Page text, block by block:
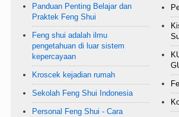
Panduan Penting Belajar dan
Praktek Feng Shui
Feng shui adalah ilmu
pengetahuan di luar sistem
kepercayaan
Kroscek kejadian rumah
Sekolah Feng Shui Indonesia
Personal Feng Shui - Cara